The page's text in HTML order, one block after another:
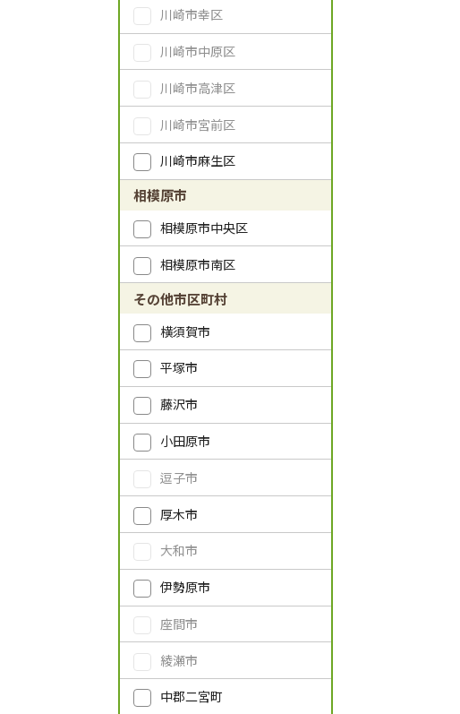
川崎市幸区
川崎市中原区
川崎市高津区
川崎市宮前区
川崎市麻生区
相模原市
相模原市中央区
相模原市南区
その他市区町村
横須賀市
平塚市
藤沢市
小田原市
逗子市
厚木市
大和市
伊勢原市
座間市
綾瀬市
中郡二宮町